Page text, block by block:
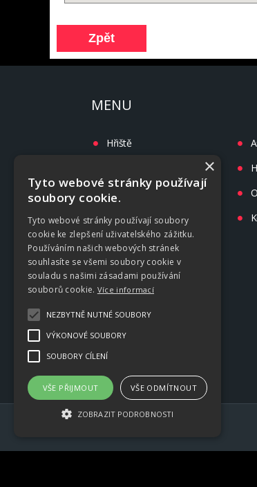
MENU
Hřiště
Liga
Tréninky
Kluby
×
Tyto webové stránky používají
soubory cookie.
Tyto webové stránky používají soubory
cookie ke zlepšení uživatelského zážitku.
Používáním našich webových stránek
souhlasíte se všemi soubory cookie v
souladu s našimi zásadami používání
souborů cookie. Více informací
NEZBYTNĚ NUTNÉ SOUBORY
VÝKONOVÉ SOUBORY
SOUBORY CÍLENÍ
VŠE PŘIJMOUT VŠE ODMÍTNOUT
ZOBRAZIT PODROBNOSTI